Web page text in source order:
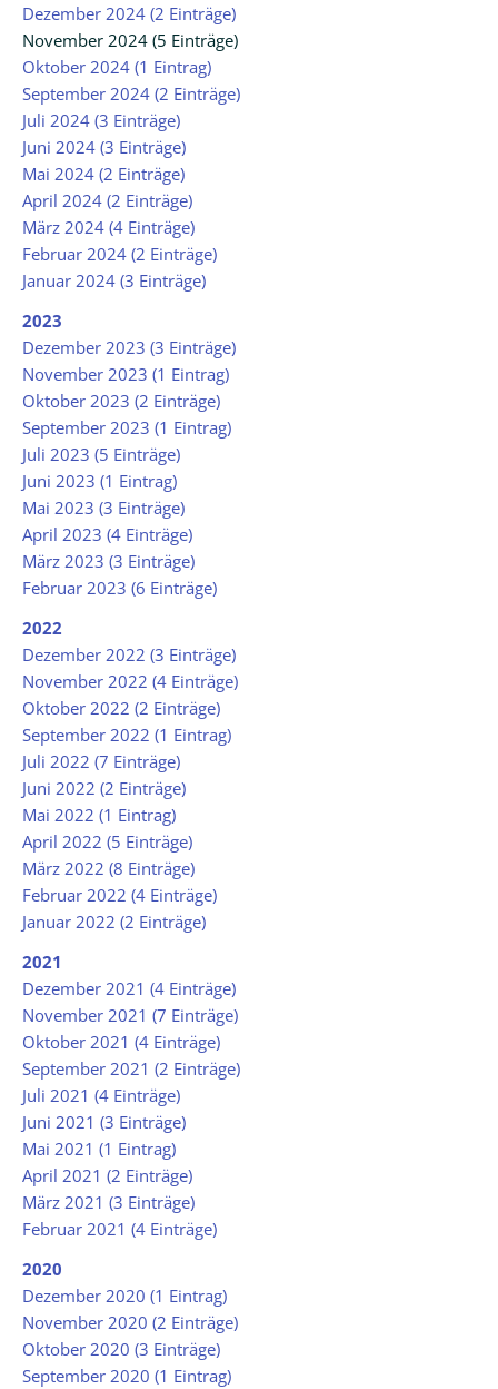
Dezember 2024 (2 Einträge)
November 2024 (5 Einträge)
Oktober 2024 (1 Eintrag)
September 2024 (2 Einträge)
Juli 2024 (3 Einträge)
Juni 2024 (3 Einträge)
Mai 2024 (2 Einträge)
April 2024 (2 Einträge)
März 2024 (4 Einträge)
Februar 2024 (2 Einträge)
Januar 2024 (3 Einträge)
2023
Dezember 2023 (3 Einträge)
November 2023 (1 Eintrag)
Oktober 2023 (2 Einträge)
September 2023 (1 Eintrag)
Juli 2023 (5 Einträge)
Juni 2023 (1 Eintrag)
Mai 2023 (3 Einträge)
April 2023 (4 Einträge)
März 2023 (3 Einträge)
Februar 2023 (6 Einträge)
2022
Dezember 2022 (3 Einträge)
November 2022 (4 Einträge)
Oktober 2022 (2 Einträge)
September 2022 (1 Eintrag)
Juli 2022 (7 Einträge)
Juni 2022 (2 Einträge)
Mai 2022 (1 Eintrag)
April 2022 (5 Einträge)
März 2022 (8 Einträge)
Februar 2022 (4 Einträge)
Januar 2022 (2 Einträge)
2021
Dezember 2021 (4 Einträge)
November 2021 (7 Einträge)
Oktober 2021 (4 Einträge)
September 2021 (2 Einträge)
Juli 2021 (4 Einträge)
Juni 2021 (3 Einträge)
Mai 2021 (1 Eintrag)
April 2021 (2 Einträge)
März 2021 (3 Einträge)
Februar 2021 (4 Einträge)
2020
Dezember 2020 (1 Eintrag)
November 2020 (2 Einträge)
Oktober 2020 (3 Einträge)
September 2020 (1 Eintrag)